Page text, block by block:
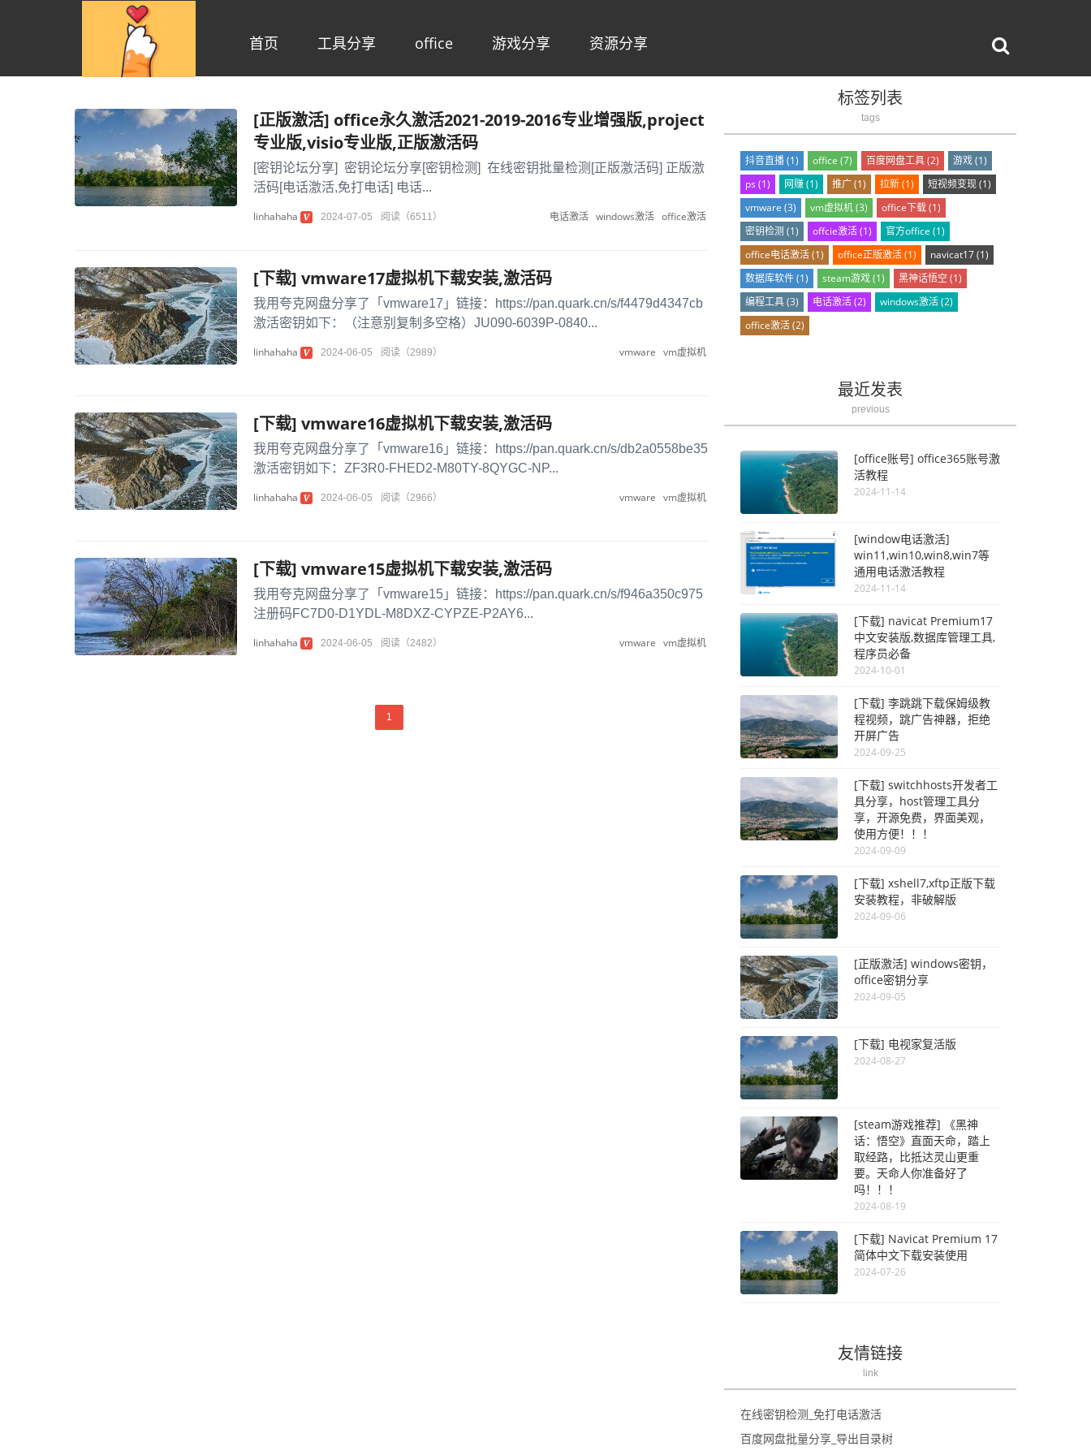
首页 工具分享 office 游戏分享 资源分享
[正版激活] office永久激活2021-2019-2016专业增强版,project
专业版,visio专业版,正版激活码
[密钥论坛分享] 密钥论坛分享[密钥检测] 在线密钥批量检测[正版激活码] 正版激
活码[电话激活,免打电话] 电话...
电话激活 windows激活 office激活
linhahaha 2024-07-05 阅读（6511）
[下载] vmware17虚拟机下载安装,激活码
我用夸克网盘分享了「vmware17」链接：https://pan.quark.cn/s/f4479d4347cb
激活密钥如下：（注意别复制多空格）JU090-6039P-0840...
vmware vm虚拟机
linhahaha 2024-06-05 阅读（2989）
[下载] vmware16虚拟机下载安装,激活码
我用夸克网盘分享了「vmware16」链接：https://pan.quark.cn/s/db2a0558be35
激活密钥如下：ZF3R0-FHED2-M80TY-8QYGC-NP...
vmware vm虚拟机
linhahaha 2024-06-05 阅读（2966）
[下载] vmware15虚拟机下载安装,激活码
我用夸克网盘分享了「vmware15」链接：https://pan.quark.cn/s/f946a350c975
注册码FC7D0-D1YDL-M8DXZ-CYPZE-P2AY6...
vmware vm虚拟机
linhahaha 2024-06-05 阅读（2482）
1
标签列表
tags
抖音直播(1) office (7) 百度网盘工具(2) 游戏(1)
ps (1) 网赚(1) 推广(1) 拉新(1) 短视频变现(1)
vmware (3) vm虚拟机(3) office下载(1)
密钥检测 (1) offcie激活(1) 官方office (1)
office电话激活(1) office正版激活(1) navicat17(1)
数据库软件(1) steam游戏(1) 黑神话悟空 (1)
编程工具(3) 电话激活(2) windows激活(2)
office激活(2)
最近发表
previous
[office账号] office365账号激
活教程
2024-11-14
[window电话激活]
win11,win10,win8,win7等
通用电话激活教程
2024-11-14
[下载] navicat Premium17
中文安装版,数据库管理工具,
程序员必备
2024-10-01
[下载] 李跳跳下载保姆级教
程视频，跳广告神器，拒绝
开屏广告
2024-09-25
[下载] switchhosts开发者工
具分享，host管理工具分
享，开源免费，界面美观，
使用方便！！！
2024-09-09
[下载] xshell7,xftp正版下载
安装教程，非破解版
2024-09-06
[正版激活] windows密钥，
office密钥分享
2024-09-05
[下载] 电视家复活版
2024-08-27
[steam游戏推荐] 《黑神
话：悟空》直面天命，踏上
取经路，比抵达灵山更重
要。天命人你准备好了
吗！！！
2024-08-19
[下载] Navicat Premium 17
简体中文下载安装使用
2024-07-26
友情链接
link
在线密钥检测_免打电话激活
百度网盘批量分享_导出目录树